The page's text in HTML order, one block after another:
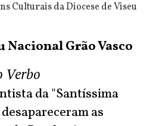
Culturais da Diocese de Viseu
Nacional Grão Vasco
Verbo
da "Santíssima
as